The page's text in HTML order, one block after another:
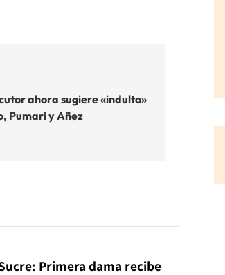
ahora sugiere «indulto»
Pumari y Añez
Primera dama recibe